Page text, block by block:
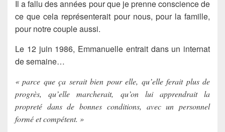
Il a fallu des années pour que je prenne conscience de
ce que cela représenterait pour nous, pour la famille,
pour notre couple aussi.
Le 12 juin 1986, Emmanuelle entrait dans un internat
de semaine…
« parce que ça serait bien pour elle, qu’elle ferait plus de
progrès, qu’elle marcherait, qu’on lui apprendrait la
propreté dans de bonnes conditions, avec un personnel
formé et compétent. »